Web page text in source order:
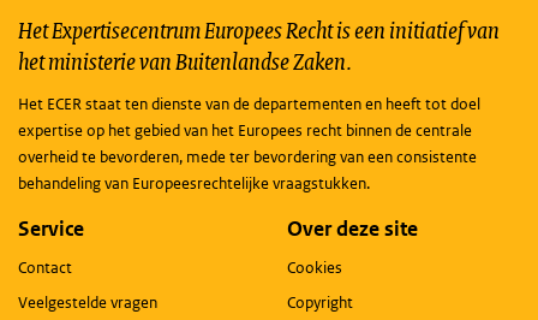
Het Expertisecentrum Europees Recht is een initiatief van
het ministerie van Buitenlandse Zaken.
Het ECER staat ten dienste van de departementen en heeft tot doel
expertise op het gebied van het Europees recht binnen de centrale
overheid te bevorderen, mede ter bevordering van een consistente
behandeling van Europeesrechtelijke vraagstukken.
Service
Contact
Veelgestelde vragen
Over deze site
Cookies
Copyright